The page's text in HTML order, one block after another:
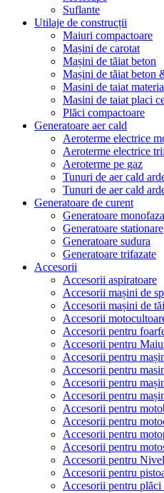
Suflante
Utilaje de construcții
Maiuri compactoare
Mașini de carotat
Mașini de tăiat beton
Mașini de tăiat beton
Masini de taiat
Masini de taiat placi
Plăci compactoare
Generatoare aer cald
Aeroterme electrice
Aeroterme electrice
Aeroterme pe gaz
Tunuri de aer cald
Tunuri de aer cald
Generatoare de curent
Generatoare
Generatoare stationare
Generatoare sudura
Generatoare trifazate
Accesorii
Accesorii aspiratoare
Accesorii mașini de
Accesorii mașini de
Accesorii
Accesorii pentru
Accesorii pentru
Accesorii pentru
Accesorii pentru
Accesorii pentru
Accesorii pentru
Accesorii pentru
Accesorii pentru
Accesorii pentru
Accesorii pentru
Accesorii pentru
Accesorii pentru
Accesorii pentru plăci